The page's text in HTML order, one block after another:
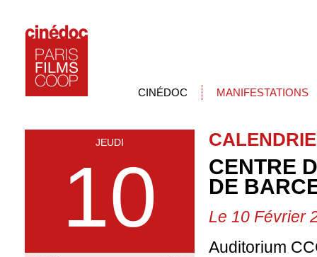
CINÉDOC MANIFESTATIONS
JEUDI
10
CENTRE
DE
Le 10 Février
Auditorium